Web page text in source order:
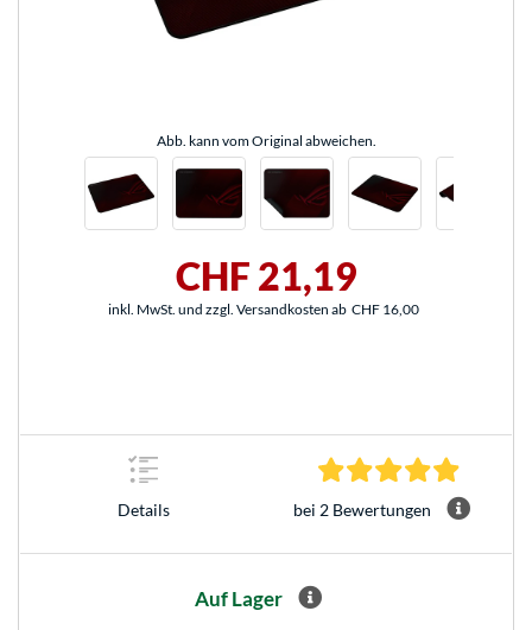
Abb. kann vom Original abweichen.
CHF 21,19
inkl. MwSt. und zzgl. Versandkosten ab CHF 16,00
Details bei 2 Bewertungen
Auf Lager